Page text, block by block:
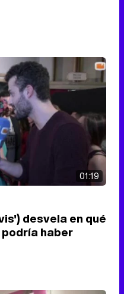
01:19
desvela en qué
haber